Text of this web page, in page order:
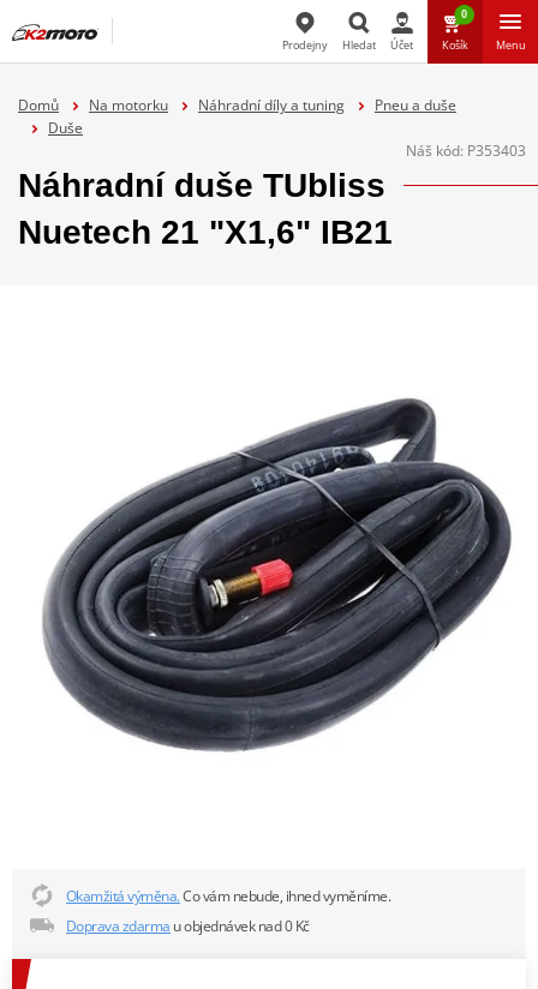
Hledat
Prodejny Hledat Účet
0
Košík Menu
Domů Na motorku Náhradní díly a tuning
Pneu a duše
Duše
Náš kód: P353403
Náhradní duše TUbliss
Nuetech 21 "X1,6" IB21
Okamžitá výměna.Co vám nebude, ihned vyměníme.
Doprava zdarma u objednávek nad 0 Kč